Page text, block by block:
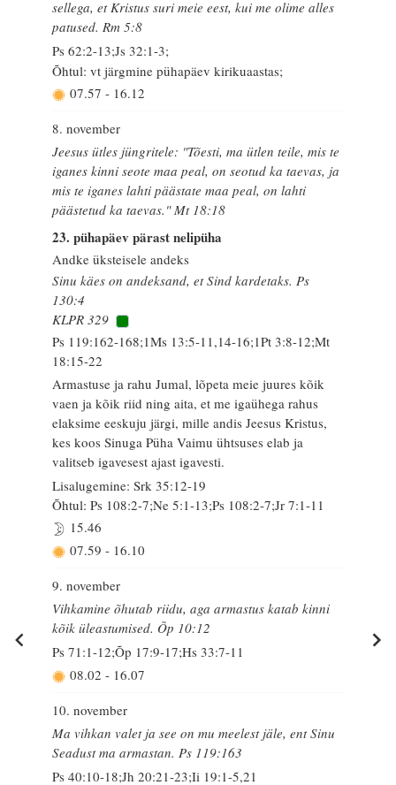
sellega, et Kristus suri meie eest, kui me olime alles
patused. Rm 5:8
Ps 62:2-13;Js 32:1-3;
Õhtul: vt järgmine pühapäev kirikuaastas;
07.57 - 16.12
8. november
Jeesus ütles jüngritele: "Tõesti, ma ütlen teile, mis te
iganes kinni seote maa peal, on seotud ka taevas, ja
mis te iganes lahti päästate maa peal, on lahti
päästetud ka taevas." Mt 18:18
23. pühapäev pärast nelipüha
Andke üksteisele andeks
Sinu käes on andeksand, et Sind kardetaks. Ps
130:4
KLPR 329
Ps 119:162-168;1Ms 13:5-11,14-16;1Pt 3:8-12;Mt
18:15-22
Armastuse ja rahu Jumal, lõpeta meie juures kõik
vaen ja kõik riid ning aita, et me igaühega rahus
elaksime eeskuju järgi, mille andis Jeesus Kristus,
kes koos Sinuga Püha Vaimu ühtsuses elab ja
valitseb igavesest ajast igavesti.
Lisalugemine: Srk 35:12-19
Õhtul: Ps 108:2-7;Ne 5:1-13;Ps 108:2-7;Jr 7:1-11
15.46
07.59 - 16.10
9. november
Vihkamine õhutab riidu, aga armastus katab kinni
kõik üleastumised. Õp 10:12
Ps 71:1-12;Õp 17:9-17;Hs 33:7-11
08.02 - 16.07
10. november
Ma vihkan valet ja see on mu meelest jäle, ent Sinu
Seadust ma armastan. Ps 119:163
Ps 40:10-18;Jh 20:21-23;Ii 19:1-5,21